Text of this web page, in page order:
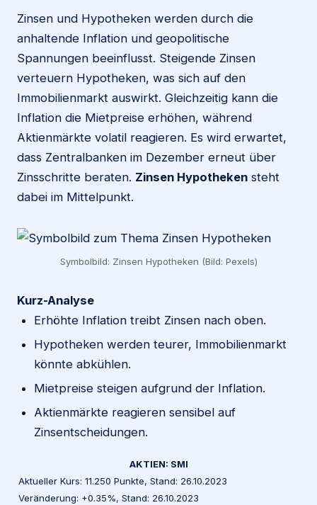
Zinsen und Hypotheken werden durch die
anhaltende Inflation und geopolitische
Spannungen beeinflusst. Steigende Zinsen
verteuern Hypotheken, was sich auf den
Immobilienmarkt auswirkt. Gleichzeitig kann die
Inflation die Mietpreise erhöhen, während
Aktienmärkte volatil reagieren. Es wird erwartet,
dass Zentralbanken im Dezember erneut über
Zinsschritte beraten. Zinsen Hypotheken steht
dabei im Mittelpunkt.
Symbolbild: Zinsen Hypotheken (Bild: Pexels)
Kurz-Analyse
Erhöhte Inflation treibt Zinsen nach oben.
Hypotheken werden teurer, Immobilienmarkt
könnte abkühlen.
Mietpreise steigen aufgrund der Inflation.
Aktienmärkte reagieren sensibel auf
Zinsentscheidungen.
AKTIEN: SMI
Aktueller Kurs: 11.250 Punkte, Stand: 26.10.2023
Veränderung: +0.35%, Stand: 26.10.2023